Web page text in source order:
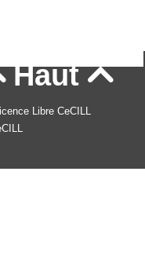
Haut
Libre CeCILL